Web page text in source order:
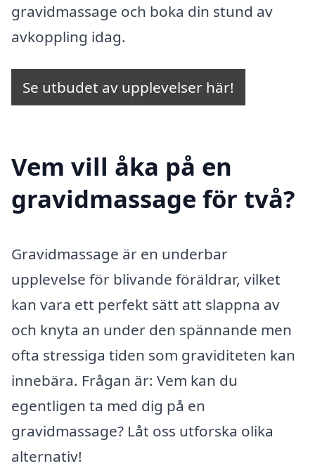
gravidmassage och boka din stund av
avkoppling idag.
Se utbudet av upplevelser här!
Vem vill åka på en
gravidmassage för två?
Gravidmassage är en underbar
upplevelse för blivande föräldrar, vilket
kan vara ett perfekt sätt att slappna av
och knyta an under den spännande men
ofta stressiga tiden som graviditeten kan
innebära. Frågan är: Vem kan du
egentligen ta med dig på en
gravidmassage? Låt oss utforska olika
alternativ!